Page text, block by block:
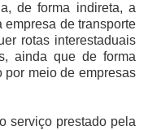
de forma indireta, a
empresa de transporte
rotas interestaduais
ainda que de forma
por meio de empresas
serviço prestado pela